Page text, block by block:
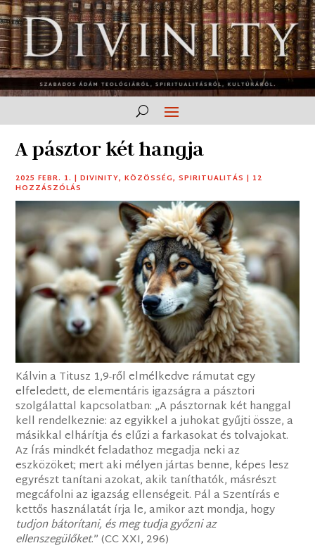
A pásztor két hangja
2025 FEBR. 1. |DIVINITY,KÖZÖSSÉG,SPIRITUALITÁS | 12
HOZZÁSZÓLÁS
Kálvin a Titusz 1,9-ről elmélkedve rámutat egy
elfeledett, de elementáris igazságra a pásztori
szolgálattal kapcsolatban: „A pásztornak két hanggal
kell rendelkeznie: az egyikkel a juhokat gyűjti össze, a
másikkal elhárítja és elűzi a farkasokat és tolvajokat.
Az Írás mindkét feladathoz megadja neki az
eszközöket; mert aki mélyen jártas benne, képes lesz
egyrészt tanítani azokat, akik taníthatók, másrészt
megcáfolni az igazság ellenségeit. Pál a Szentírás e
kettős használatát írja le, amikor azt mondja, hogy
tudjon bátorítani, és meg tudja győzni az
ellenszegülőket.” (CC XXI, 296)